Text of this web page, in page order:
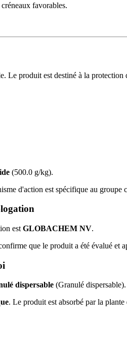
favorables.
Le produit est destiné à la
(500.0 g/kg).
d'action est spécifique au groupe
est GLOBACHEM NV.
que le produit a été évalué et
dispersable (Granulé
. Le produit est absorbé par la